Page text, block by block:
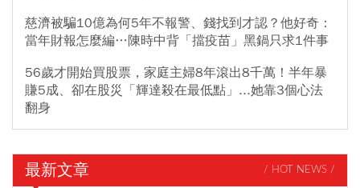
慈濟被騙10億為何5年不報警、錢找到才認？他好奇：
當年財報怎麼編…陳時中背「擋疫苗」黑鍋只求1件事
56歲才開始買股票，家庭主婦8年滾出8千萬！半年暴
賺5成、卻在股災「輝達殺在最低點」...她靠3個心法
翻身
最新文章 / HOT NEWS /